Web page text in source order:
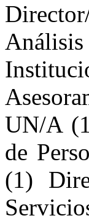
UN/A
de
(1)